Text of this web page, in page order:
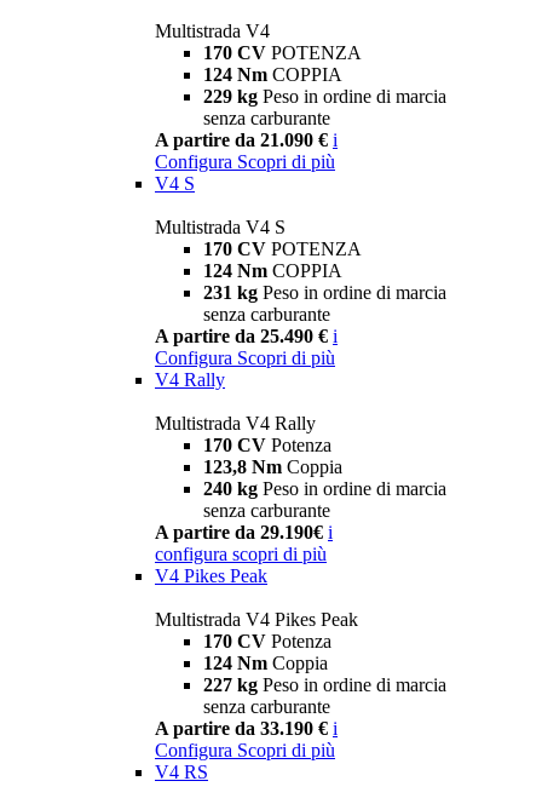
Multistrada V4
170 CV POTENZA
124 Nm COPPIA
229 kg Peso in ordine di marcia
senza carburante
A partire da 21.090 € i
Configura Scopri di più
V4 S
Multistrada V4 S
170 CV POTENZA
124 Nm COPPIA
231 kg Peso in ordine di marcia
senza carburante
A partire da 25.490 € i
Configura Scopri di più
V4 Rally
Multistrada V4 Rally
170 CV Potenza
123,8 Nm Coppia
240 kg Peso in ordine di marcia
senza carburante
A partire da 29.190€ i
configura scopri di più
V4 Pikes Peak
Multistrada V4 Pikes Peak
170 CV Potenza
124 Nm Coppia
227 kg Peso in ordine di marcia
senza carburante
A partire da 33.190 € i
Configura Scopri di più
V4 RS